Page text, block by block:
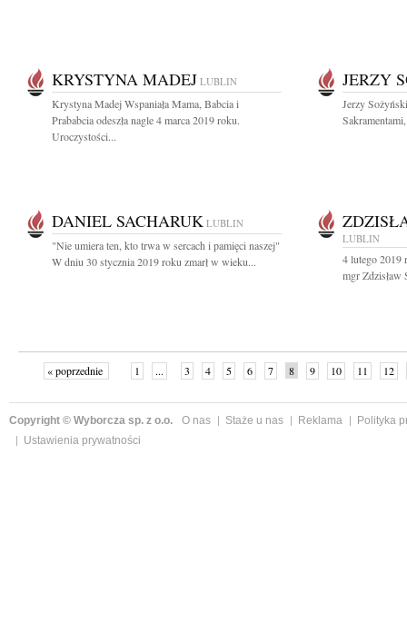
KRYSTYNA MADEJ LUBLIN
Krystyna Madej Wspaniała Mama, Babcia i
Prababcia odeszła nagle 4 marca 2019 roku.
Uroczystości...
JERZY
Jerzy
DANIEL SACHARUK LUBLIN
"Nie umiera ten, kto trwa w sercach i pamięci naszej"
W dniu 30 stycznia 2019 roku zmarł w wieku...
LUBLIN
4 lutego 2019
mgr
« poprzednie 1 ... 3 4 5 6 7 8 9 10 11 12
Copyright © Wyborcza sp. z o.o. O nas Staże u nas Reklama
Polityka
Ustawienia prywatności